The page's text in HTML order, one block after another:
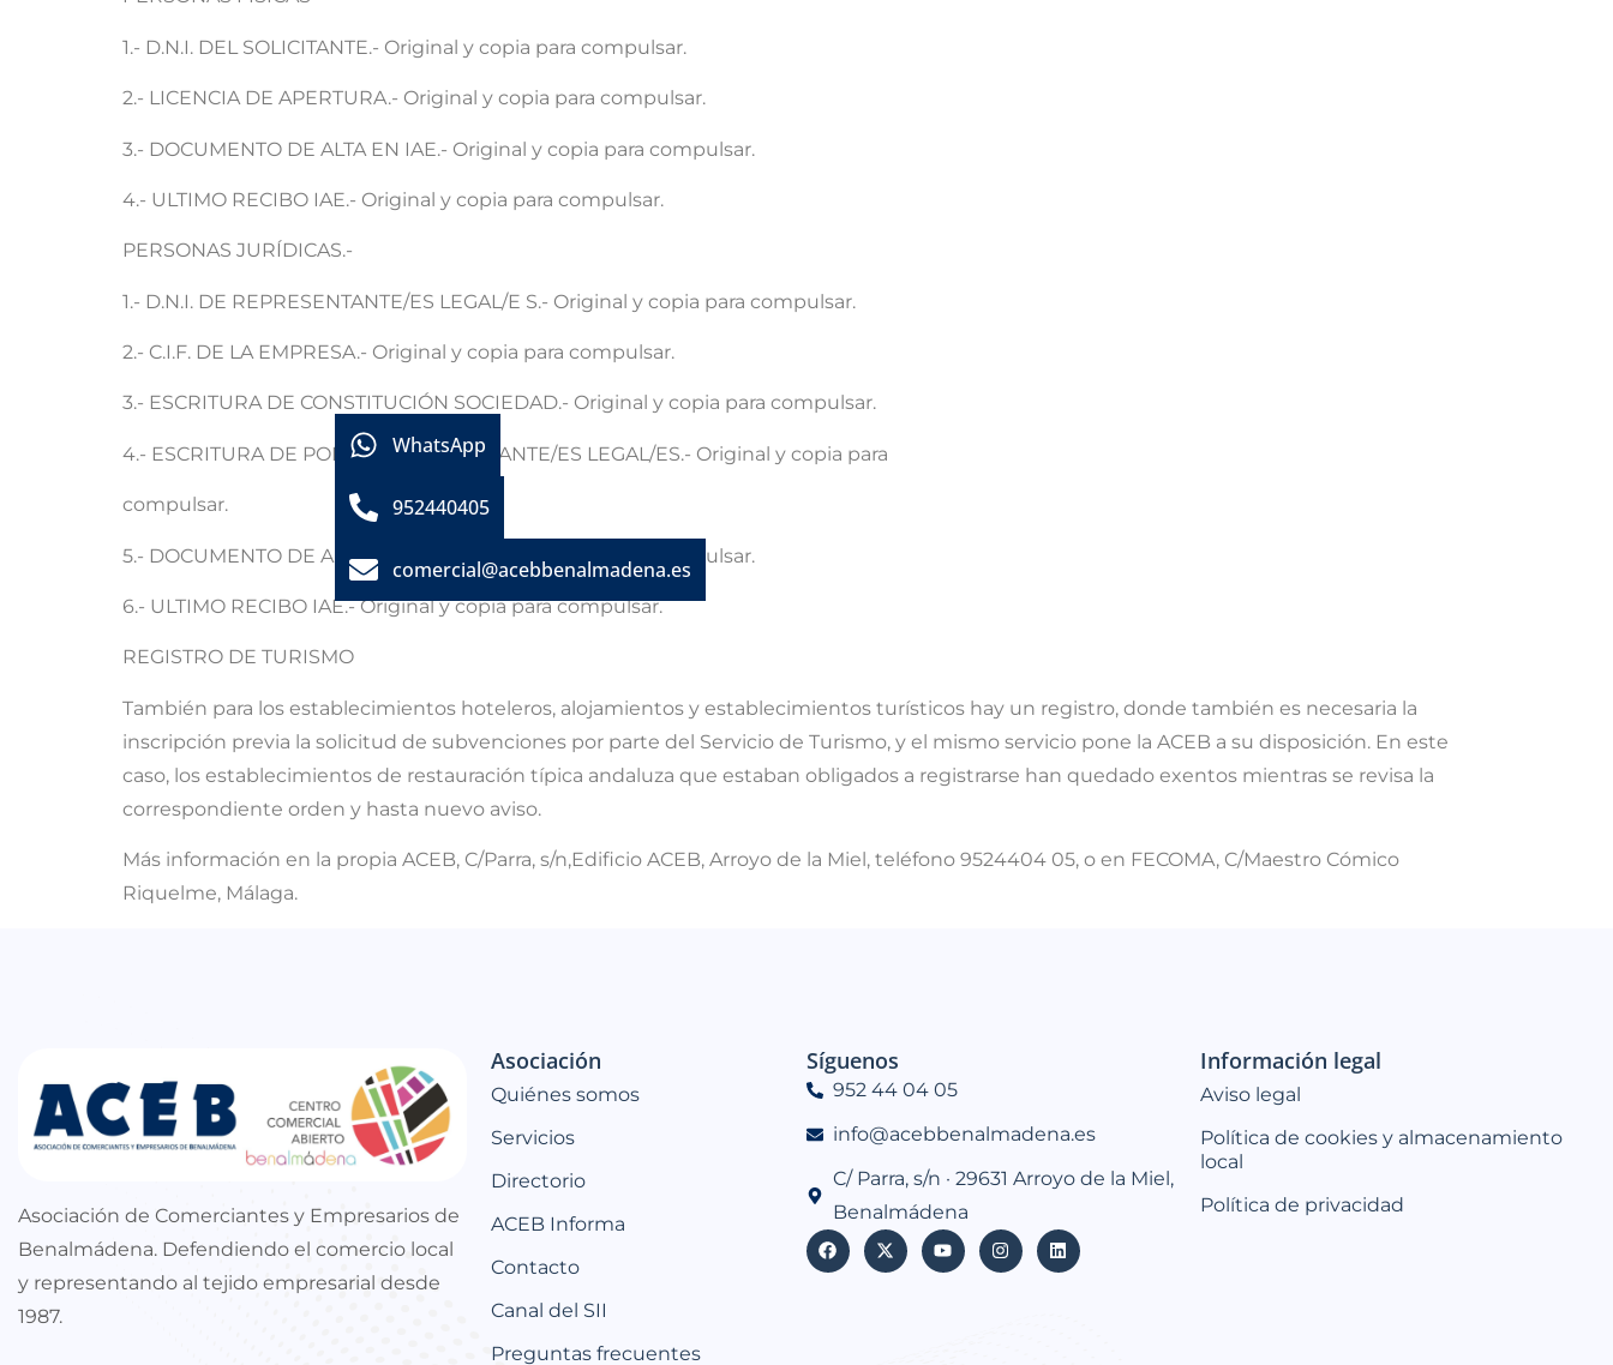
1.- D.N.I. DEL SOLICITANTE.- Original y copia para compulsar.
2.- LICENCIA DE APERTURA.- Original y copia para compulsar.
3.- DOCUMENTO DE ALTA EN IAE.- Original y copia para compulsar.
4.- ULTIMO RECIBO IAE.- Original y copia para compulsar.
PERSONAS JURÍDICAS.-
1.- D.N.I. DE REPRESENTANTE/ES LEGAL/E S.- Original y copia para compulsar.
2.- C.I.F. DE LA EMPRESA.- Original y copia para compulsar.
3.- ESCRITURA DE CONSTITUCIÓN SOCIEDAD.- Original y copia para compulsar.
4.- ESCRITURA DE PODER REPRESENTANTE/ES LEGAL/ES.- Original y copia para
compulsar.
5.- DOCUMENTO DE ALTA EN IAE.- Original y copia para compulsar.
6.- ULTIMO RECIBO IAE.- Original y copia para compulsar.
REGISTRO DE TURISMO
También para los establecimientos hoteleros, alojamientos y establecimientos turísticos hay un registro, donde también es necesaria la
inscripción previa la solicitud de subvenciones por parte del Servicio de Turismo, y el mismo servicio pone la ACEB a su disposición. En este
caso, los establecimientos de restauración típica andaluza que estaban obligados a registrarse han quedado exentos mientras se revisa la
correspondiente orden y hasta nuevo aviso.
Más información en la propia ACEB, C/Parra, s/n,Edificio ACEB, Arroyo de la Miel, teléfono 9524404 05, o en FECOMA, C/Maestro Cómico
Riquelme, Málaga.
Asociación de Comerciantes y Empresarios de
Benalmádena. Defendiendo el comercio local
y representando al tejido empresarial desde
1987.
Asociación
Quiénes somos
Servicios
Directorio
ACEB Informa
Contacto
Canal del SII
Preguntas frecuentes
Síguenos
952 44 04 05
info@acebbenalmadena.es
C/ Parra, s/n · 29631 Arroyo de la Miel,
Benalmádena
Información legal
Aviso legal
Política de cookies y almacenamiento
local
Política de privacidad
WhatsApp
952440405
comercial@acebbenalmadena.es